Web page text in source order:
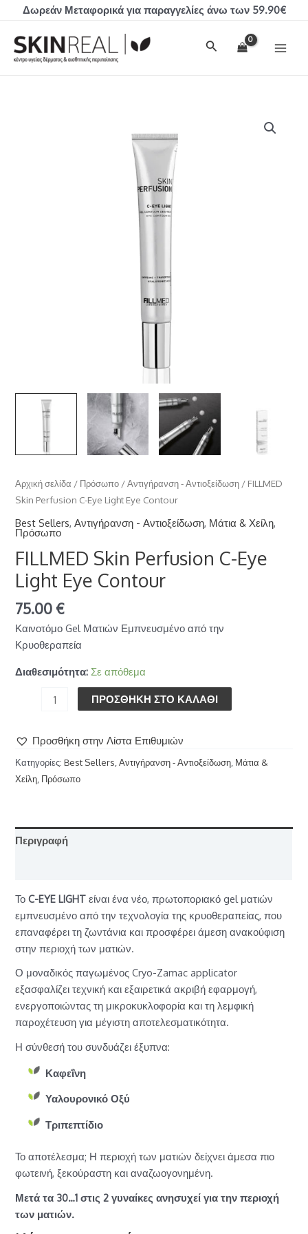
Μετάβαση
περιεχόμενο
Δωρεάν Μεταφορικά για παραγγελίες άνω των 59.90€
Αναζήτηση
Αρχική σελίδα / Πρόσωπο /Αντιγήρανση - Αντιοξείδωση / FILLMED
Skin Perfusion C-Eye Light Eye Contour
Best Sellers Αντιγήρανση - Αντιοξείδωση Μάτια & Χείλη
Πρόσωπο
FILLMED Skin Perfusion C-Eye
Light Eye Contour
75.00€
Καινοτόμο Gel Ματιών Εμπνευσμένο από την
Κρυοθεραπεία
Διαθεσιμότητα: Σε απόθεμα
ΠΡΟΣΘΉΚΗ ΣΤΟ ΚΑΛΆΘΙ
Προσθήκη στην Λίστα Επιθυμιών
Κατηγορίες:Best Sellers ,Αντιγήρανση - Αντιοξείδωση Μάτια &
Χείλη Πρόσωπο
Περιγραφή
ΤοC-EYE LIGHT είναι ένα νέο, πρωτοποριακό gel ματιών
εμπνευσμένο από την τεχνολογία της κρυοθεραπείας, που
επαναφέρει τη ζωντάνια και προσφέρει άμεση ανακούφιση
στην περιοχή των ματιών.
Ο μοναδικός παγωμένος Cryo-Zamac applicator
εξασφαλίζει τεχνική και εξαιρετικά ακριβή εφαρμογή,
ενεργοποιώντας τη μικροκυκλοφορία και τη λεμφική
παροχέτευση για μέγιστη αποτελεσματικότητα.
Η σύνθεσή του συνδυάζει έξυπνα:
Καφεΐνη
Υαλουρονικό Οξύ
Τριπεπτίδιο
Το αποτέλεσμα; Η περιοχή των ματιών δείχνει άμεσα πιο
φωτεινή, ξεκούραστη και αναζωογονημένη.
Μετά τα 30…1 στις 2 γυναίκες ανησυχεί για την περιοχή
των ματιών.